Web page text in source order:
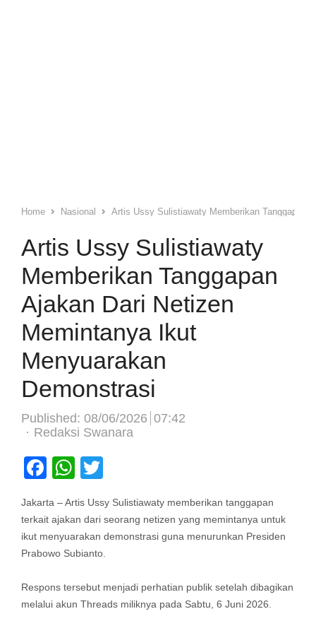
Home Nasional Artis Ussy Sulistiawaty Memberikan Tanggapan
Artis Ussy Sulistiawaty
Memberikan Tanggapan
Ajakan Dari Netizen
Memintanya Ikut
Menyuarakan
Demonstrasi
Published: 08/06/2026 07:42
Author
Redaksi Swanara
Facebook
WhatsApp
Jakarta – Artis Ussy Sulistiawaty memberikan tanggapan
terkait ajakan dari seorang netizen yang memintanya untuk
ikut menyuarakan demonstrasi guna menurunkan Presiden
Prabowo Subianto.
Respons tersebut menjadi perhatian publik setelah dibagikan
melalui akun Threads miliknya pada Sabtu, 6 Juni 2026.